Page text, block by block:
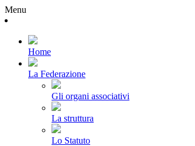
Menu
Home
La Federazione
Gli organi associativi
La struttura
Lo Statuto